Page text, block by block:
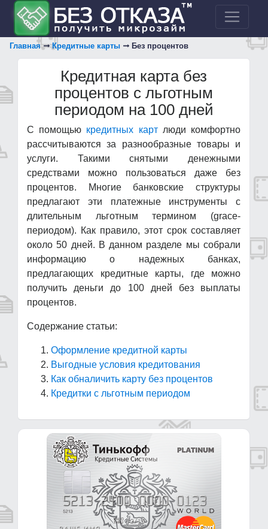
Главная Кредитные карты Без процентов
Кредитная карта без
процентов с льготным
периодом на 100 дней
С помощью кредитных картлюди комфортно
рассчитываются за разнообразные товары и
услуги. Такими снятыми денежными
средствами можно пользоваться даже без
процентов. Многие банковские структуры
предлагают эти платежные инструменты с
длительным льготным термином (grace-
периодом). Как правило, этот срок составляет
около 50 дней. В данном разделе мы собрали
информацию о надежных банках,
предлагающих кредитные карты, где можно
получить деньги до 100 дней без выплаты
процентов.
Содержание статьи:
Оформление кредитной карты
Выгодные условия кредитования
Как обналичить карту без процентов
Кредитки с льготным периодом